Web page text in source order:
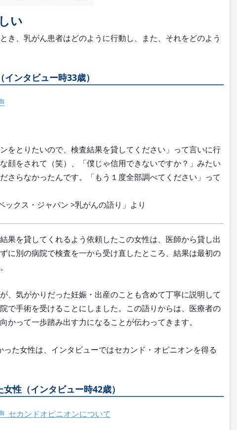
い
き、乳がん患者はどのように行動し、また、それをどのよう
ンタビュー時33歳）
をとりたいので、検査結果を貸してください」って言いに行
顔をされて（笑）、「僕じゃ信用できないですか？」みたい
さらなかったんです。「もう１度全部調べてください」って
クス・ジャパン >乳がんの語り」より
果を貸してくれるよう依頼したこの女性は、医師から貸し出
に別の病院で検査を一から受け直したところ、結果は最初の
、気がかりだった妊娠・出産のことも含めて丁寧に説明して
で手術を受けることにしました。この語りからは、医療者の
かって一歩踏み出す力になることが伝わってきます。
た女性は、インタビューではセカンド・オピニオンを得る
性（インタビュー時42歳）